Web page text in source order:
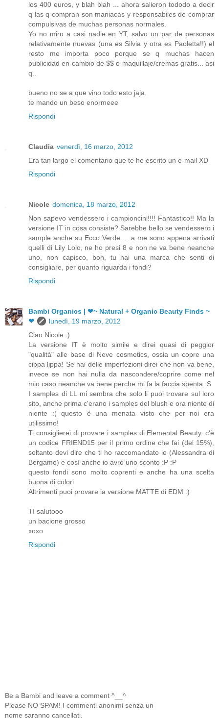
los 400 euros, y blah blah ... ahora salieron tododo a decir
q las q compran son maniacas y responsabiles de comprar
compulsivas de muchas personas normales.
Yo no miro a casi nadie en YT, salvo un par de personas
relativamente nuevas (una es Silvia y otra es Paoletta!!) el
resto me importa poco porque se q muchas hacen
publicidad en cambio de $$ o maquillaje/cremas gratis... asi
q..
bueno no se a que vino todo esto jaja.
te mando un beso enormeee
Rispondi
Claudia venerdì, 16 marzo, 2012
Era tan largo el comentario que te he escrito un e-mail XD
Rispondi
Nicole domenica, 18 marzo, 2012
Non sapevo vendessero i campioncini!!!! Fantastico!! Ma la
versione IT in cosa consiste? Sarebbe bello se vendessero i
sample anche su Ecco Verde.... a me sono appena arrivati
quelli di Lily Lolo, ne ho presi 8 e non ne va bene neanche
uno, non capisco, boh, tu hai una marca che senti di
consigliare, per quanto riguarda i fondi?
Rispondi
Bambi Organics | ❤~ Natural + Organic Beauty Finds ~
❤
lunedì, 19 marzo, 2012
Ciao Nicole :)
La versione IT è molto simile e direi quasi di peggior
"qualità" alle base di Neve cosmetics, ossia un copre una
cippa lippa! Se hai delle imperfezioni direi che non va bene,
invece se non hai nulla da nascondere/coprire come nel
mio caso neanche va bene perche mi fa la faccia spenta :S
I samples di LL mi sembra che solo li puoi trovare sul loro
sito, anche prima c'erano i samples del blush e ora niente di
niente :( questo è una menata visto che per noi era
utilissimo!
Ti consiglierei di provare i samples di Elemental Beauty. c'è
un codice FRIEND15 per il primo ordine che fai (del 15%),
soltanto devi dire che ti ho raccomandato io (Alessandra di
Bergamo) e così anche io avrò uno sconto :P :P
questo fondi sono molto coprenti e anche ha una scelta
buona di colori
Altrimenti puoi provare la versione MATTE di EDM :)
TI salutooo
un bacione grosso
xoxo
Rispondi
Be a Bambi and leave a comment ^__^
Please NO SPAM! I commenti anonimi senza un
nome saranno cancellati.